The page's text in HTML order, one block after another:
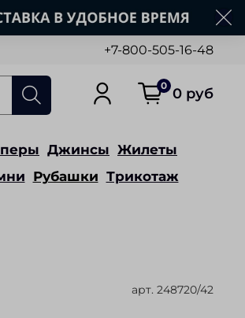
+7-800-505-16-48
0 0 руб
Джинсы Жилеты
Рубашки Трикотаж
арт. 248720/42